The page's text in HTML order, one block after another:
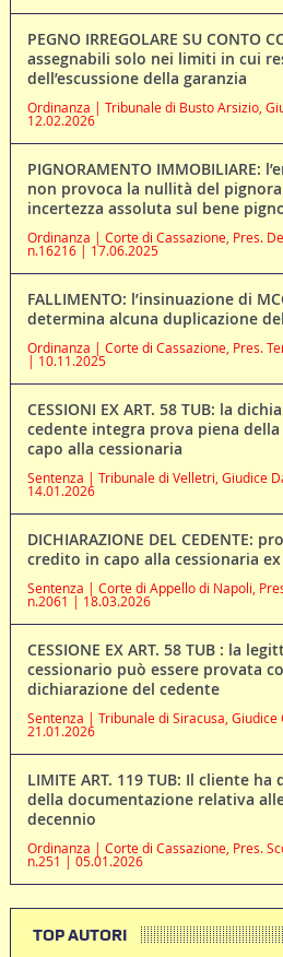
PEGNO IRREGOLARE SU CONTO
assegnabili solo nei limiti in cui
dell’escussione della garanzia
Ordinanza | Tribunale di Busto Arsizio,
12.02.2026
PIGNORAMENTO IMMOBILIARE:
non provoca la nullità del
incertezza assoluta sul bene
Ordinanza | Corte di Cassazione, Pres.
n.16216 | 17.06.2025
FALLIMENTO: l’insinuazione di
determina alcuna duplicazione
Ordinanza | Corte di Cassazione, Pres.
| 10.11.2025
CESSIONI EX ART. 58 TUB: la
cedente integra prova piena
capo alla cessionaria
Sentenza | Tribunale di Velletri, Giudice
14.01.2026
DICHIARAZIONE DEL CEDENTE:
credito in capo alla cessionaria ex
Sentenza | Corte di Appello di Napoli,
n.2061 | 18.03.2026
CESSIONE EX ART. 58 TUB : la
cessionario può essere provata
dichiarazione del cedente
Sentenza | Tribunale di Siracusa,
21.01.2026
LIMITE ART. 119 TUB: Il cliente
della documentazione relativa
decennio
Ordinanza | Corte di Cassazione, Pres.
n.251 | 05.01.2026
TOP AUTORI